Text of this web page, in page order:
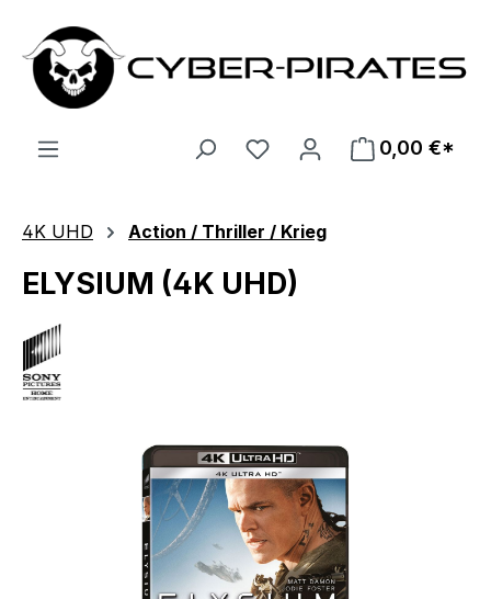
Zum Hauptinhalt springen
0,00 €*
4K UHD Action / Thriller / Krieg
ELYSIUM (4K UHD)
Bildergalerie überspringen